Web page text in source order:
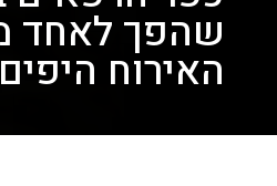
שהפך לאחד
האירוח